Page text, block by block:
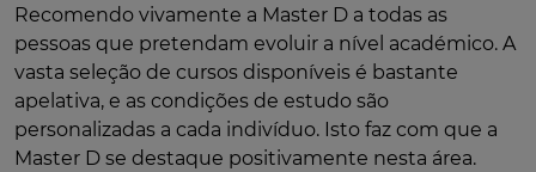
Recomendo vivamente a Master D a todas as
pessoas que pretendam evoluir a nível académico. A
vasta seleção de cursos disponíveis é bastante
apelativa, e as condições de estudo são
personalizadas a cada indivíduo. Isto faz com que a
Master D se destaque positivamente nesta área.